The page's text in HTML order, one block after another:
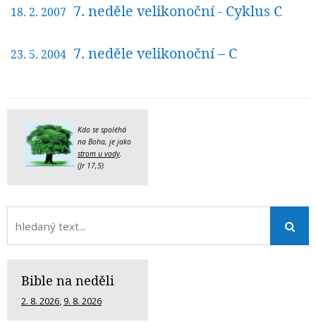
18. 2. 2007 7. neděle velikonoční - Cyklus C
23. 5. 2004 7. neděle velikonoční – C
Kdo se spoléhá
na Boha, je jako
strom u vody.
(Jr 17,5)
Bible na neděli
2. 8. 2026, 9. 8. 2026